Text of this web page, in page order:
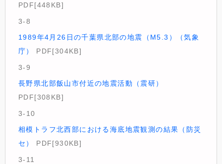
PDF[448KB]
3-8
1989年4月26日の千葉県北部の地震（M5.3）（気象
庁）
PDF[304KB]
3-9
長野県北部飯山市付近の地震活動（震研）
PDF[308KB]
3-10
相模トラフ北西部における海底地震観測の結果（防災
セ）
PDF[930KB]
3-11